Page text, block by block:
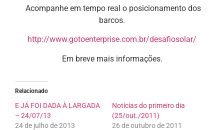
Acompanhe em tempo real o posicionamento dos
barcos.
http://www.gotoenterprise.com.br/desafiosolar/
Em breve mais informações.
Relacionado
E JÁ FOI DADA À LARGADA
– 24/07/13
24 de julho de 2013
Notícias do primeiro dia
(25/out./2011)
26 de outubro de 2011